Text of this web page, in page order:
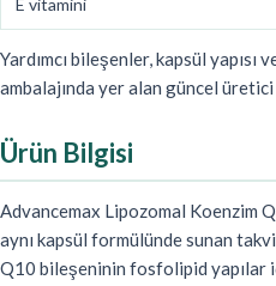
E vitamini
Yardımcı bileşenler, kapsül
ambalajında yer alan güncel üretici
Ürün Bilgisi
Advancemax Lipozomal Koenzim
aynı kapsül formülünde sunan
Q10 bileşeninin fosfolipid yapılar